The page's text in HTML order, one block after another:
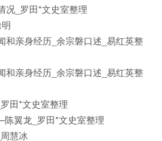
况_罗田*文史室整理
和亲身经历_余宗磐口述_易红英整
和亲身经历_余宗磐口述_易红英整
田*文史室整理
翼龙_罗田*文史室整理
慧冰